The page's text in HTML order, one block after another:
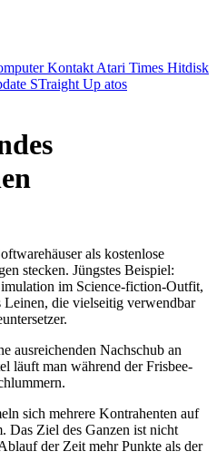
Kontakt Atari Times Hitdisk
STraight Up atos
als kostenlose
stecken. Jüngstes Beispiel:
im Science-fiction-Outfit,
Leinen, die vielseitig verwendbar
ausreichenden Nachschub an
läuft man während der Frisbee-
sich mehrere Kontrahenten auf
Das Ziel des Ganzen ist nicht
der Zeit mehr Punkte als der